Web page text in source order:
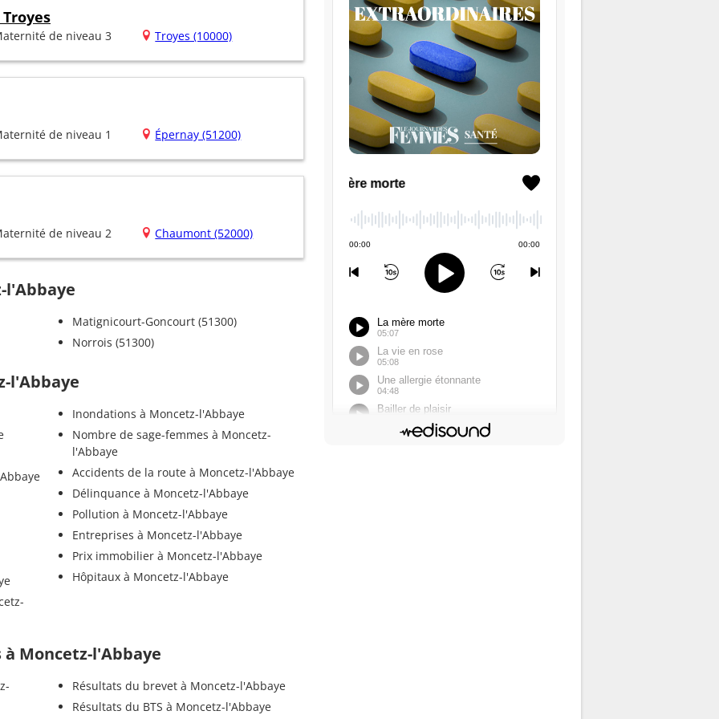
de niveau 3 Troyes (10000)
de niveau 1 Épernay (51200)
de niveau 2 Chaumont (52000)
l'Abbaye
Matignicourt-Goncourt (51300)
Norrois (51300)
l'Abbaye
Inondations à Moncetz-l'Abbaye
Nombre de sage-femmes à Moncetz-
l'Abbaye
Accidents de la route à Moncetz-l'Abbaye
Délinquance à Moncetz-l'Abbaye
Pollution à Moncetz-l'Abbaye
Entreprises à Moncetz-l'Abbaye
Prix immobilier à Moncetz-l'Abbaye
Hôpitaux à Moncetz-l'Abbaye
Moncetz-l'Abbaye
Résultats du brevet à Moncetz-l'Abbaye
Résultats du BTS à Moncetz-l'Abbaye